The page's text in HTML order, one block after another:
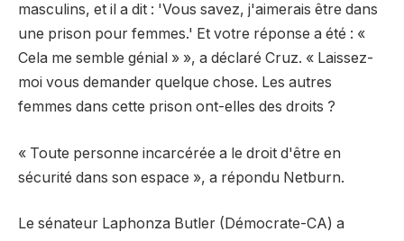
masculins, et il a dit : 'Vous savez, j'aimerais être dans
une prison pour femmes.' Et votre réponse a été : «
Cela me semble génial » », a déclaré Cruz. « Laissez-
moi vous demander quelque chose. Les autres
femmes dans cette prison ont-elles des droits ?
« Toute personne incarcérée a le droit d'être en
sécurité dans son espace », a répondu Netburn.
Le sénateur Laphonza Butler (Démocrate-CA) a